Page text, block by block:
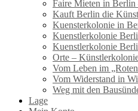
Faire Mieten in Berlin
Kauft Berlin die
Kuensterkolonie in
Kuenstlerkolonie
Kuenstlerkolonie
Orte –
Vom Leben im
Vom Widerstand in
Weg mit den
Lage